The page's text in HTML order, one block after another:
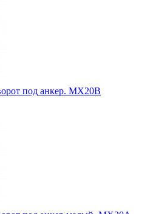
под анкер. MX20B